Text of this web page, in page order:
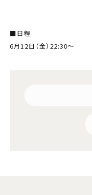
■日程
6月12日（金）22:30～